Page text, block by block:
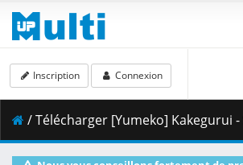
Inscription Connexion
/ Télécharger [Yumeko] Kakegurui - S01E03 (BD 1080p HEVC FLAC) [Dual-Audio]